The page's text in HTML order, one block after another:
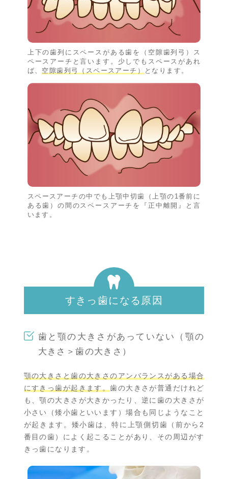
上下の歯列にスペースがある歯を（空隙歯列弓）ス
ペースアーチと言います。少しでもスペースがあれ
ば、 空隙歯列弓（スペースアーチ） となります。
スペースアーチの中でも上顎中切歯（上顎の1番前に
ある歯）の間のスペースアーチを『正中離開』と言
います。
すきっ歯になる原因
歯と顎の大きさがあっていない（顎の
大きさ＞歯の大きさ）
顎の大きさと歯の大きさのアンバランスがある場合
にすきっ歯が起きます。歯の大きさが普通だけれど
も、顎の大きさが大きかったり、逆に歯の大きさが
小さい（矮小歯といいます）場合も同じようなこと
が起きます。矮小歯は、特に上顎側切歯（前から2
番目の歯）によく起こることがあり、その周辺がす
きっ歯になります。